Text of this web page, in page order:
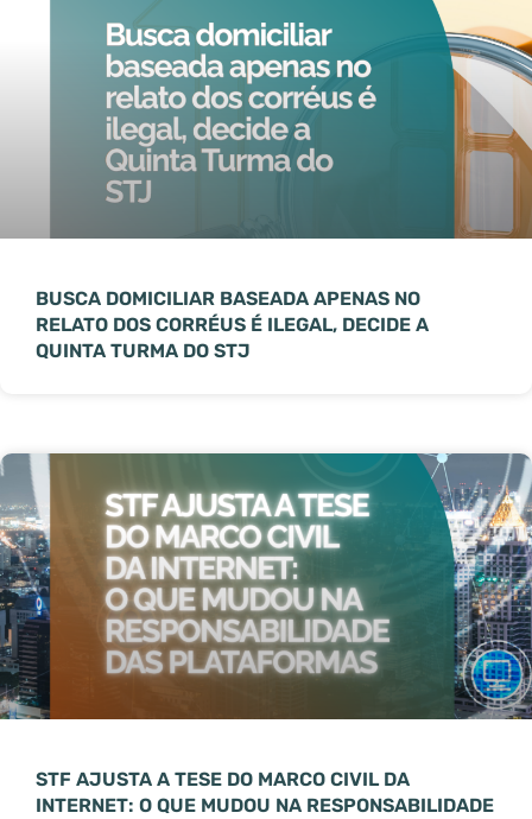
BUSCA DOMICILIAR BASEADA APENAS NO
RELATO DOS CORRÉUS É ILEGAL, DECIDE A
QUINTA TURMA DO STJ
STF AJUSTA A TESE DO MARCO CIVIL DA
INTERNET: O QUE MUDOU NA RESPONSABILIDADE